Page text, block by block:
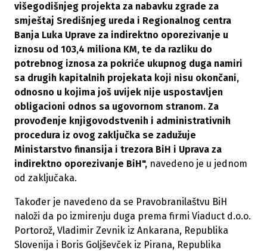
višegodišnjeg projekta za nabavku zgrade za
smještaj Središnjeg ureda i Regionalnog centra
Banja Luka Uprave za indirektno oporezivanje u
iznosu od 103,4 miliona KM, te da razliku do
potrebnog iznosa za pokriće ukupnog duga namiri
sa drugih kapitalnih projekata koji nisu okončani,
odnosno u kojima još uvijek nije uspostavljen
obligacioni odnos sa ugovornom stranom. Za
provođenje knjigovodstvenih i administrativnih
procedura iz ovog zaključka se zadužuje
Ministarstvo finansija i trezora BiH i Uprava za
indirektno oporezivanje BiH", navedeno je u jednom
od zaključaka.
Također je navedeno da se Pravobranilaštvu BiH
naloži da po izmirenju duga prema firmi Viaduct d.o.o.
Portorož, Vladimir Zevnik iz Ankarana, Republika
Slovenija i Boris Goljševček iz Pirana, Republika